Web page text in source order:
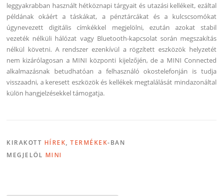
leggyakrabban használt hétköznapi tárgyait és utazási kellékeit, ezáltal
példának okáért a táskákat, a pénztárcákat és a kulcscsomókat
úgynevezett digitális címkékkel megjelölni, ezután azokat stabil
vezeték nélküli hálózat vagy Bluetooth-kapcsolat során megszakítás
nélkül követni. A rendszer ezenkívül a rögzített eszközök helyzetét
nem kizárólagosan a MINI központi kijelzőjén, de a MINI Connected
alkalmazásnak betudhatóan a felhasználó okostelefonján is tudja
visszaadni, a keresett eszközök és kellékek megtalálását mindazonáltal
külön hangjelzésekkel támogatja.
KIRAKOTT HÍREK,TERMÉKEK-BAN
MEGJELÖL MINI